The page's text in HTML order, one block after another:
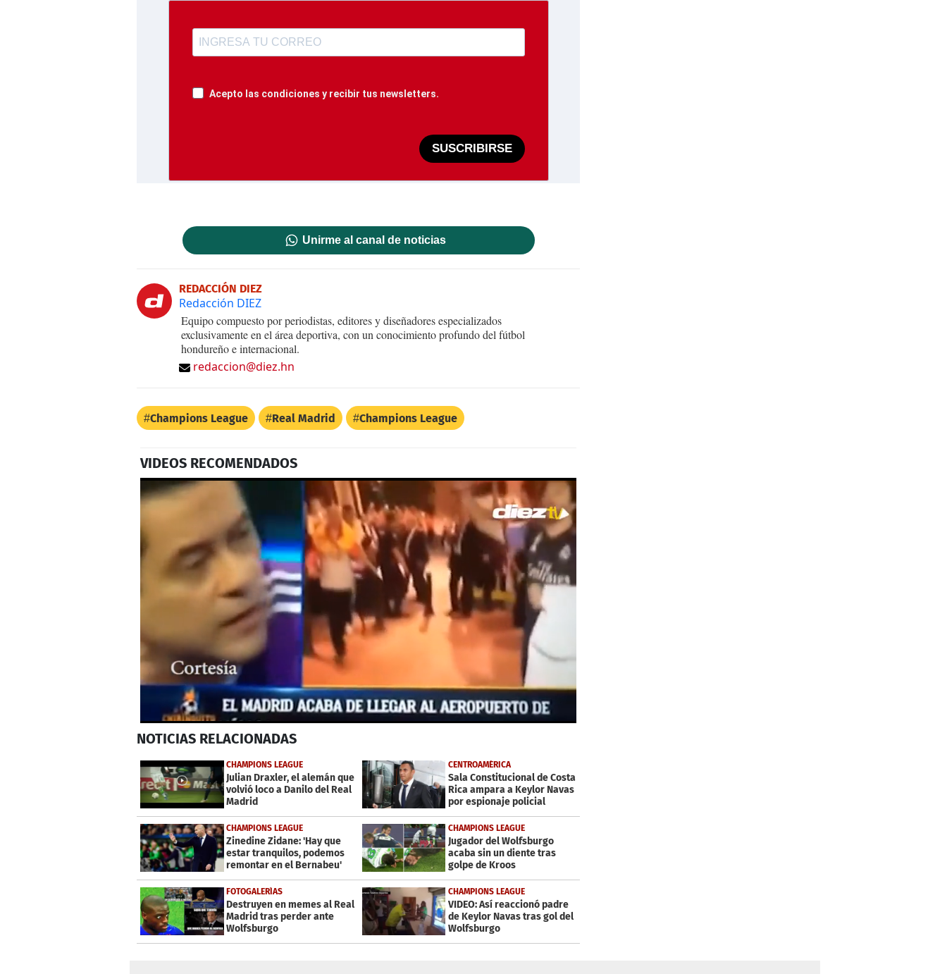
Acepto las condiciones y recibir tus newsletters.
SUSCRIBIRSE
Unirme al canal de noticias
REDACCIÓN DIEZ
Redacción DIEZ
Equipo compuesto por periodistas, editores y diseñadores especializados
exclusivamente en el área deportiva, con un conocimiento profundo del fútbol
hondureño e internacional.
redaccion@diez.hn
Champions League Real Madrid Champions League
VIDEOS RECOMENDADOS
seconds
1
minute,
20
secondsVolume
0%
NOTICIAS RELACIONADAS
CHAMPIONS LEAGUE
Julian Draxler, el alemán que
volvió loco a Danilo del Real
Madrid
CENTROAMÉRICA
Sala Constitucional de Costa
Rica ampara a Keylor Navas
por espionaje policial
CHAMPIONS LEAGUE
Zinedine Zidane: 'Hay que
estar tranquilos, podemos
remontar en el Bernabeu'
CHAMPIONS LEAGUE
Jugador del Wolfsburgo
acaba sin un diente tras
golpe de Kroos
FOTOGALERÍAS
Destruyen en memes al Real
Madrid tras perder ante
Wolfsburgo
CHAMPIONS LEAGUE
VIDEO: Así reaccionó padre
de Keylor Navas tras gol del
Wolfsburgo